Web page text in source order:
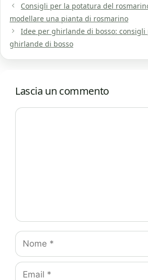
Consigli per la potatura del
modellare una pianta di rosmarino
Idee per ghirlande di bosso: consigli
ghirlande di bosso
Lascia un commento
Commento
Nome
Email